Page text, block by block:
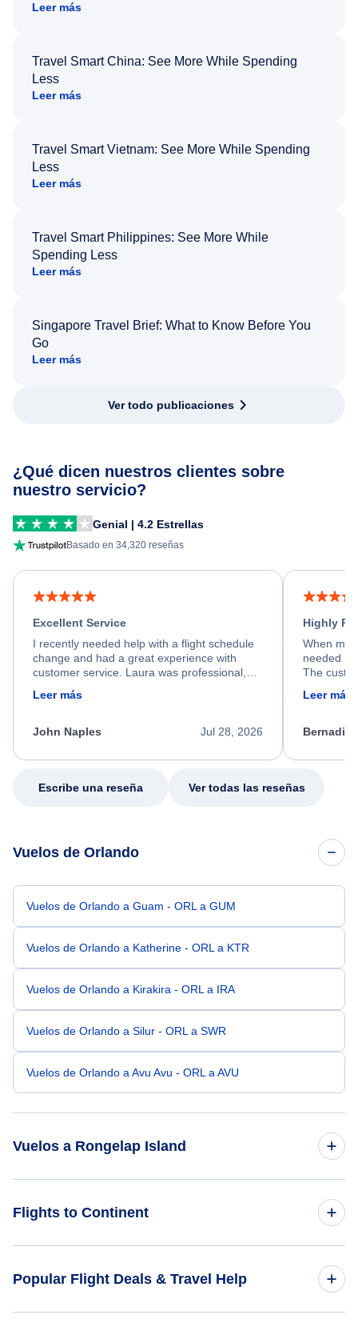
Leer más
Travel Smart China: See More While Spending
Less
Leer más
Travel Smart Vietnam: See More While Spending
Less
Leer más
Travel Smart Philippines: See More While
Spending Less
Leer más
Singapore Travel Brief: What to Know Before You
Go
Leer más
Ver todo publicaciones
¿Qué dicen nuestros clientes sobre
nuestro servicio?
Genial | 4.2 Estrellas
Basado en 34,320 reseñas
Excellent Service
I recently needed help with a flight schedule
change and had a great experience with
customer service. Laura was professional,
friendly, and very helpful throughout the
process. She quickly found a solution and
appreciate her excellent service.
Leer más
Jul 28, 2026
John Naples
Highly
When my
needed
The
calm,
my issue.
Leer más
Escribe una reseña Ver todas las reseñas
Vuelos de Orlando
Vuelos de Orlando a Guam - ORL a GUM
Vuelos de Orlando a Katherine - ORL a KTR
Vuelos de Orlando a Kirakira - ORL a IRA
Vuelos de Orlando a Silur - ORL a SWR
Vuelos de Orlando a Avu Avu - ORL a AVU
Vuelos a Rongelap Island
Vuelos de Chadron a Rongelap Island - CDR a RNP
Flights to Continent
Popular Flight Deals & Travel Help